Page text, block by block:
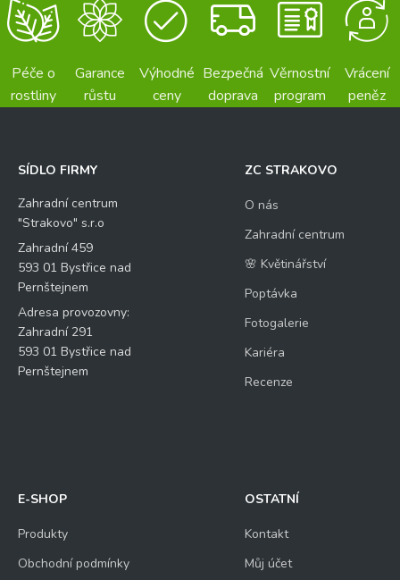
Péče o
rostliny
Garance
růstu
Výhodné
ceny
Bezpečná
doprava
Věrnostní
program
Vrácení
peněz
SÍDLO FIRMY
Zahradní centrum
"Strakovo" s.r.o
Zahradní 459
593 01 Bystřice nad
Pernštejnem
Adresa provozovny:
Zahradní 291
593 01 Bystřice nad
Pernštejnem
ZC STRAKOVO
O nás
Zahradní centrum
🌸 Květinářství
Poptávka
Fotogalerie
Kariéra
Recenze
E-SHOP
Produkty
Obchodní podmínky
OSTATNÍ
Kontakt
Můj účet